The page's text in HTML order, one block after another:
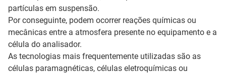
partículas em suspensão.
Por conseguinte, podem ocorrer reações químicas ou
mecânicas entre a atmosfera presente no equipamento e a
célula do analisador.
As tecnologias mais frequentemente utilizadas são as
células paramagnéticas, células eletroquímicas ou